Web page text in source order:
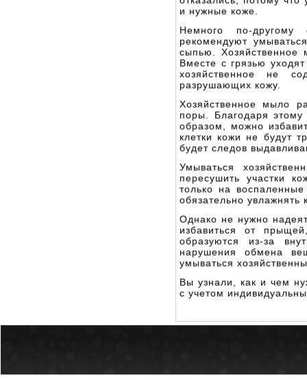
и нужные коже.
Немного по-
рекомендуют
сыпью.
Вместе с грязью
хозяйственное не
разрушающих кожу.
Хозяйственное мыло
поры. Благодаря
образом, можно
клетки кожи не будут
будет следов
Умываться
пересушить участки
только на
обязательно
Однако не нужно
избавиться от
образуются из-за
нарушения обмена
умываться
Вы узнали, как и чем
с учетом